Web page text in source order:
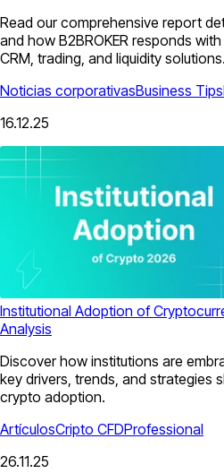
Read our comprehensive report
and how B2BROKER responds
CRM, trading, and liquidity solutions.
Noticias corporativasBusiness Tips
16.12.25
Institutional Adoption of
Analysis
Discover how institutions are
key drivers, trends, and strategies
crypto adoption.
ArtículosCripto CFDProfessional
26.11.25